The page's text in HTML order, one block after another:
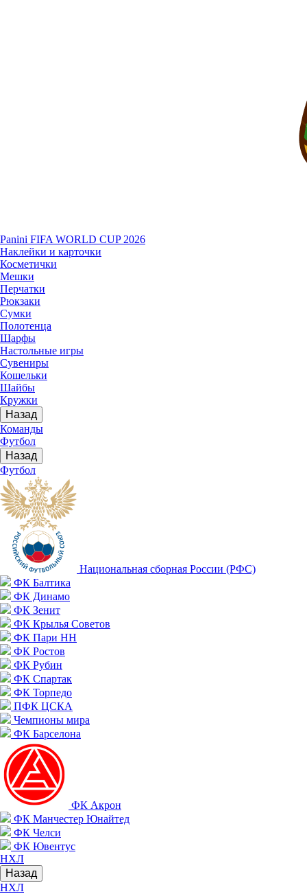
Panini FIFA WORLD CUP 2026
Наклейки и карточки
Косметички
Мешки
Перчатки
Рюкзаки
Сумки
Полотенца
Шарфы
Настольные игры
Сувениры
Кошельки
Шайбы
Кружки
Назад
Команды
Футбол
Назад
Футбол
Национальная сборная России (РФС)
ФК Балтика
ФК Динамо
ФК Зенит
ФК Крылья Советов
ФК Пари НН
ФК Ростов
ФК Рубин
ФК Спартак
ФК Торпедо
ПФК ЦСКА
Чемпионы мира
ФК Барселона
ФК Акрон
ФК Манчестер Юнайтед
ФК Челси
ФК Ювентус
НХЛ
Назад
НХЛ